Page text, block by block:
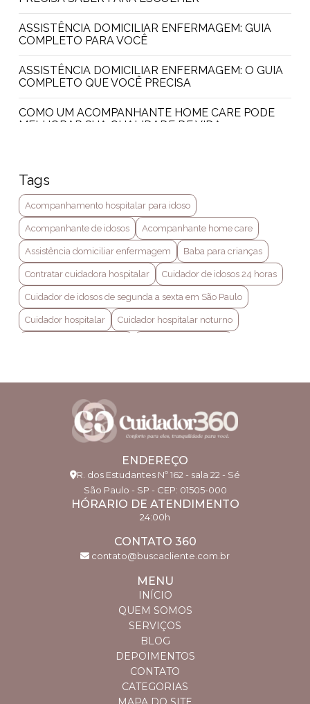
ASSISTÊNCIA DOMICILIAR ENFERMAGEM: GUIA
COMPLETO PARA VOCÊ
ASSISTÊNCIA DOMICILIAR ENFERMAGEM: O GUIA
COMPLETO QUE VOCÊ PRECISA
COMO UM ACOMPANHANTE HOME CARE PODE
MELHORAR SUA QUALIDADE DE VIDA
CONTRATAR CUIDADORA HOSPITALAR: GUIA
PRÁTICO PARA ESCOLHER A IDEAL
CONTRATAR CUIDADORA HOSPITALAR: O QUE
VOCÊ PRECISA SABER
CUIDADOR DE IDOSOS 24 HORAS: COMO
ENCONTRAR O PROFISSIONAL IDEAL PARA SUA
FAMÍLIA
CUIDADOR DE IDOSOS DE SEGUNDA A SEXTA EM
EXCELÊNCIA
O PROFISSIONAL IDEAL PARA SUA NECESSIDADE
CONFIÁVEIS E QUALIFICADAS
COMPLETO PARA INICIANTES
QUE VOCÊ PRECISA SABER
PARA CUIDADOS EM CASA
Tags
Acompanhamento hospitalar para idoso
Acompanhante de idosos Acompanhante home care
Assistência domiciliar enfermagem Baba para crianças
Contratar cuidadora hospitalar Cuidador de idosos 24 horas
Cuidador de idosos de segunda a sexta em São Paulo
Cuidador hospitalar Cuidador hospitalar noturno
ENDEREÇO
R. dos Estudantes Nº 162 - sala 22 - Sé
São Paulo - SP - CEP: 01505-000
HÓRARIO DE ATENDIMENTO
24:00h
CONTATO 360
contato@buscacliente.com.br
MENU
INÍCIO
QUEM SOMOS
SERVIÇOS
BLOG
DEPOIMENTOS
CONTATO
CATEGORIAS